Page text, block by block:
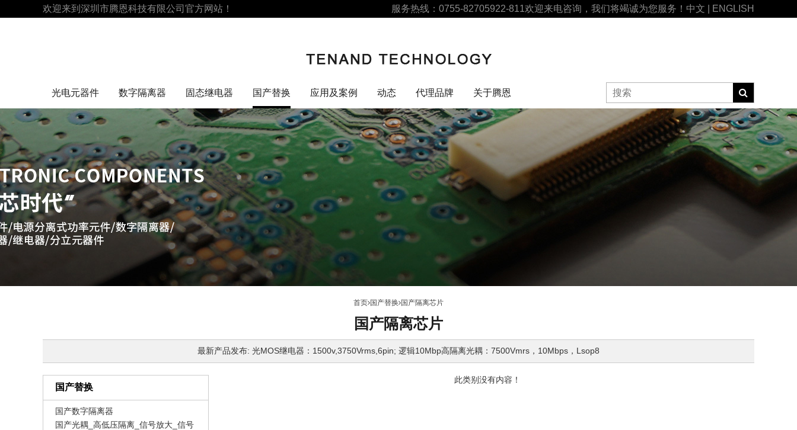
欢迎来到深圳市腾恩科技有限公司官方网站！ 服务热线：0755-82705922-811欢迎来电咨询，我们将竭诚为您服务！ 中文 ENGLISH
光电元器件 数字隔离器 固态继电器 国产替换 应用及案例 动态 代理品牌 关于腾恩
首页 国产替换 国产隔离芯片
国产隔离芯片
最新产品发布: 光MOS继电器：1500v,3750Vrms,6pin; 逻辑10Mbp高隔离光耦：7500Vmrs，10Mbps，Lsop8
国产替换
国产数字隔离器
国产光耦_高低压隔离_信号放大_信号
此类别没有内容！